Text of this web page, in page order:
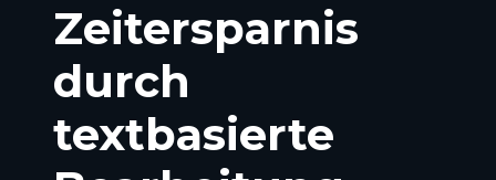
Zeitersparnis
durch
textbasierte